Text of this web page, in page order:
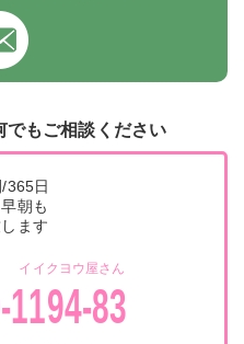
でもご相談ください
365日
朝も
ます
イイクヨウ屋さん
83